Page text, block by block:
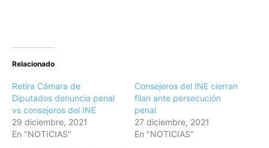
Relacionado
Retira Cámara de
Diputados denuncia penal
vs consejeros del INE
29 diciembre, 2021
En "NOTICIAS"
Consejeros del INE cierran
filan ante persecución
penal
27 diciembre, 2021
En "NOTICIAS"